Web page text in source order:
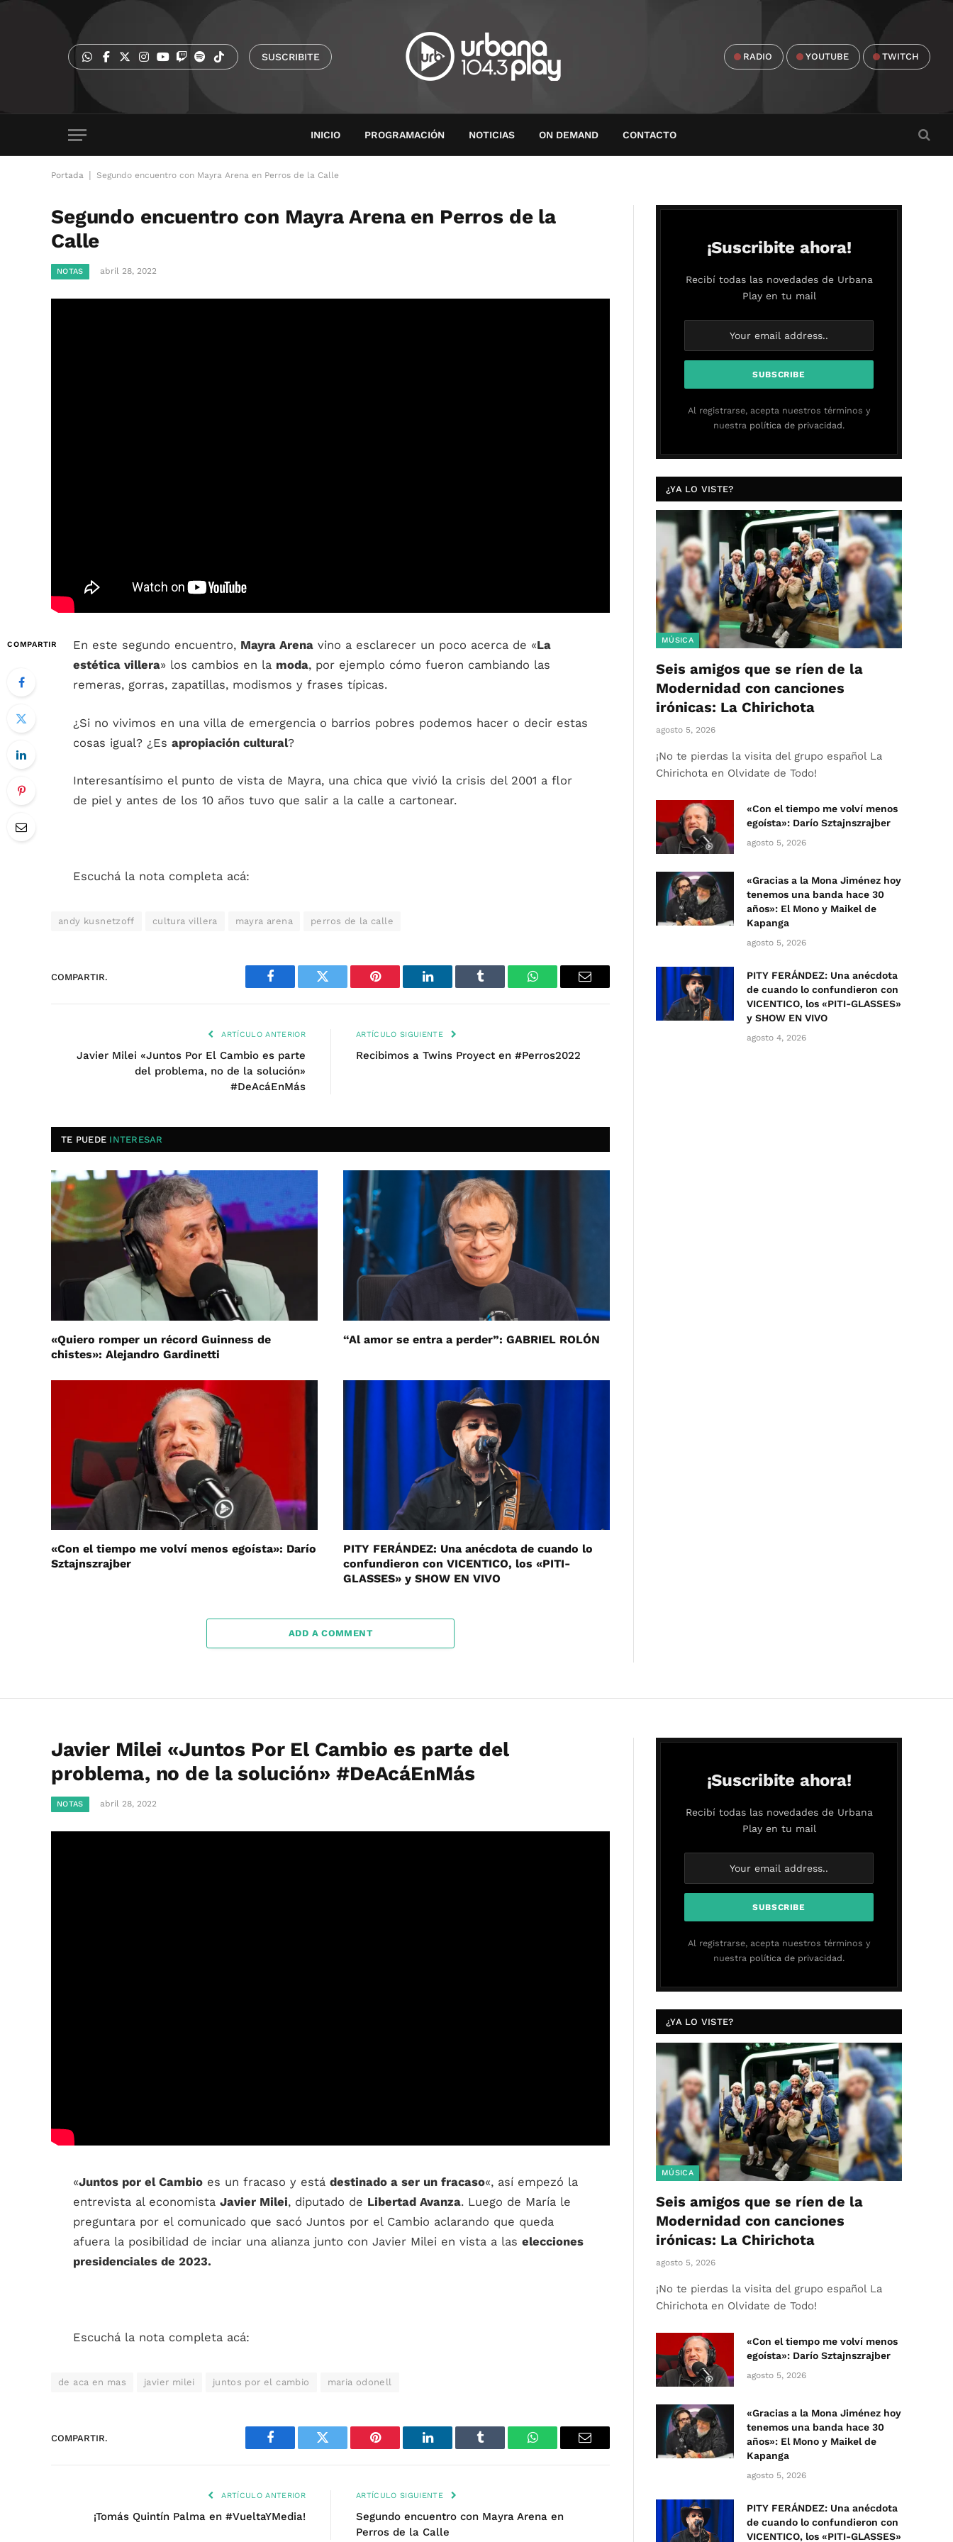
SUSCRIBITE RADIO YOUTUBE TWITCH
INICIO PROGRAMACIÓN NOTICIAS ON DEMAND CONTACTO
Portada Segundo encuentro con Mayra Arena en Perros de la Calle
Segundo encuentro con Mayra Arena en Perros de la
Calle
NOTAS abril 28, 2022
COMPARTIR En este segundo encuentro, Mayra Arena vino a esclarecer un poco acerca de «La
estética villera» los cambios en la moda, por ejemplo cómo fueron cambiando las
remeras, gorras, zapatillas, modismos y frases típicas.
¿Si no vivimos en una villa de emergencia o barrios pobres podemos hacer o decir estas
cosas igual? ¿Es apropiación cultural?
Interesantísimo el punto de vista de Mayra, una chica que vivió la crisis del 2001 a flor
de piel y antes de los 10 años tuvo que salir a la calle a cartonear.
Escuchá la nota completa acá:
andy kusnetzoff cultura villera mayra arena perros de la calle
COMPARTIR.
Facebook Twitter Pinterest LinkedIn Tumblr WhatsAppEmail
ARTÍCULO ANTERIOR
Javier Milei «Juntos Por El Cambio es parte
del problema, no de la solución»
#DeAcáEnMás
ARTÍCULO SIGUIENTE
Recibimos a Twins Proyect en #Perros2022
TE PUEDE INTERESAR
«Quiero romper un récord Guinness de
chistes»: Alejandro Gardinetti
“Al amor se entra a perder”: GABRIEL ROLÓN
«Con el tiempo me volví menos egoísta»: Darío
Sztajnszrajber
PITY FERÁNDEZ: Una anécdota de cuando lo
confundieron con VICENTICO, los «PITI-
GLASSES» y SHOW EN VIVO
ADD A COMMENT
¡Suscribite ahora!
Recibí todas las novedades de Urbana
Play en tu mail
Al registrarse, acepta nuestros términos y
nuestra política de privacidad.
¿YA LO VISTE?
MÚSICA
Seis amigos que se ríen de la
Modernidad con canciones
irónicas: La Chirichota
agosto 5, 2026
¡No te pierdas la visita del grupo español La
Chirichota en Olvidate de Todo!
«Con el tiempo me volví menos
egoísta»: Darío Sztajnszrajber
agosto 5, 2026
«Gracias a la Mona Jiménez hoy
tenemos una banda hace 30
años»: El Mono y Maikel de
Kapanga
agosto 5, 2026
PITY FERÁNDEZ: Una anécdota
de cuando lo confundieron con
VICENTICO, los «PITI-GLASSES»
y SHOW EN VIVO
agosto 4, 2026
Javier Milei «Juntos Por El Cambio es parte del
problema, no de la solución» #DeAcáEnMás
NOTAS abril 28, 2022
«Juntos por el Cambio es un fracaso y está destinado a ser un fracaso«, así empezó la
entrevista al economista Javier Milei, diputado de Libertad Avanza. Luego de María le
preguntara por el comunicado que sacó Juntos por el Cambio aclarando que queda
afuera la posibilidad de inciar una alianza junto con Javier Milei en vista a las elecciones
presidenciales de 2023.
Escuchá la nota completa acá:
de aca en mas javier milei juntos por el cambio maria odonell
COMPARTIR.
Facebook Twitter Pinterest LinkedIn Tumblr WhatsAppEmail
ARTÍCULO ANTERIOR
¡Tomás Quintín Palma en #VueltaYMedia!
ARTÍCULO SIGUIENTE
Segundo encuentro con Mayra Arena en
Perros de la Calle
¡Suscribite ahora!
Recibí todas las novedades de Urbana
Play en tu mail
Al registrarse, acepta nuestros términos y
nuestra política de privacidad.
¿YA LO VISTE?
MÚSICA
Seis amigos que se ríen de la
Modernidad con canciones
irónicas: La Chirichota
agosto 5, 2026
¡No te pierdas la visita del grupo español La
Chirichota en Olvidate de Todo!
«Con el tiempo me volví menos
egoísta»: Darío Sztajnszrajber
agosto 5, 2026
«Gracias a la Mona Jiménez hoy
tenemos una banda hace 30
años»: El Mono y Maikel de
Kapanga
agosto 5, 2026
PITY FERÁNDEZ: Una anécdota
de cuando lo confundieron con
VICENTICO, los «PITI-GLASSES»